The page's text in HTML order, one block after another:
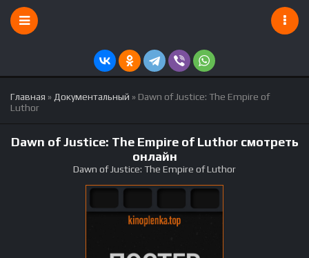
Главная » Документальный » Dawn of Justice: The Empire of
Luthor
Dawn of Justice: The Empire of Luthor смотреть
онлайн
Dawn of Justice: The Empire of Luthor